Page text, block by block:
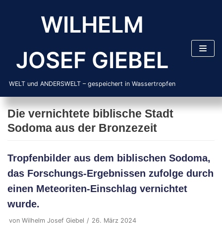
WILHELM
JOSEF GIEBEL
WELT und ANDERSWELT – gespeichert in Wassertropfen
Die vernichtete biblische Stadt
Sodoma aus der Bronzezeit
Tropfenbilder aus dem biblischen Sodoma,
das Forschungs-Ergebnissen zufolge durch
einen Meteoriten-Einschlag vernichtet
wurde.
von Wilhelm Josef Giebel 26. März 2024